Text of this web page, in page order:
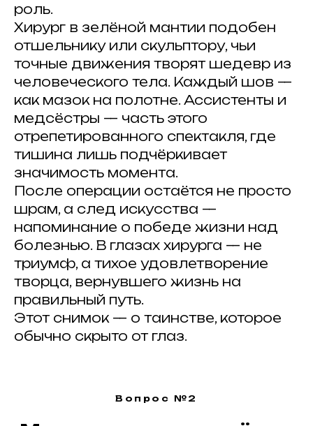
роль.
Хирург в зелёной мантии подобен
отшельнику или скульптору, чьи
точные движения творят шедевр из
человеческого тела. Каждый шов —
как мазок на полотне. Ассистенты и
медсёстры — часть этого
отрепетированного спектакля, где
тишина лишь подчёркивает
значимость момента.
После операции остаётся не просто
шрам, а след искусства —
напоминание о победе жизни над
болезнью. В глазах хирурга — не
триумф, а тихое удовлетворение
творца, вернувшего жизнь на
правильный путь.
Этот снимок — о таинстве, которое
обычно скрыто от глаз.
Вопрос №2